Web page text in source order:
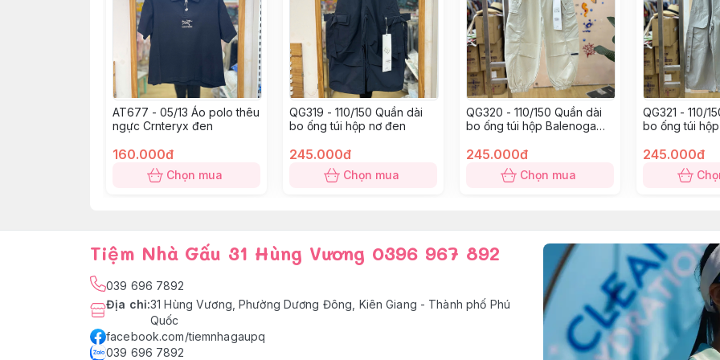
AT677 - 05/13 Áo polo thêu
ngực Crnteryx đen
160.000đ
Chọn mua
QG319 - 110/150 Quần dài
bo ống túi hộp nơ đen
245.000đ
Chọn mua
QG320 - 110/150 Quần dài
bo ống túi hộp Balenoga
245.000đ
Chọn mua
QG321 - 110/
bo ống túi
245.000đ
Tiệm Nhà Gấu 31 Hùng Vương 0396 967 892
039 696 7892
Địa chỉ:31 Hùng Vương, Phường Dương Đông, Kiên Giang - Thành phố Phú
Quốc
facebook.com/tiemnhagaupq
039 696 7892